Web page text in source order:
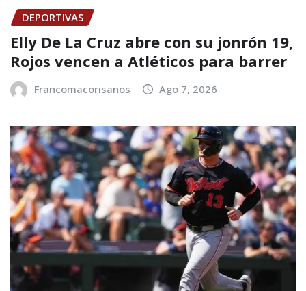
DEPORTIVAS
Elly De La Cruz abre con su jonrón 19,
Rojos vencen a Atléticos para barrer
Francomacorisanos Ago 7, 2026